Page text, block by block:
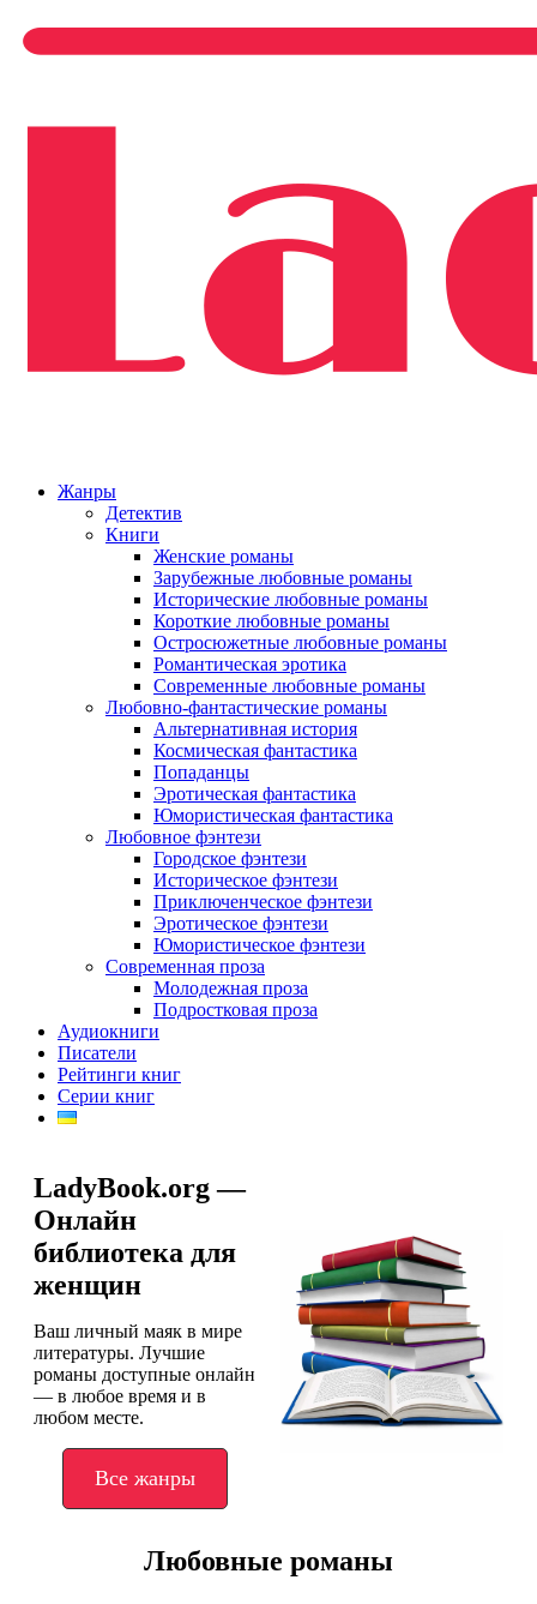
Жанры
Детектив
Книги
Женские романы
Зарубежные любовные романы
Исторические любовные романы
Короткие любовные романы
Остросюжетные любовные романы
Романтическая эротика
Современные любовные романы
Любовно-фантастические романы
Альтернативная история
Космическая фантастика
Попаданцы
Эротическая фантастика
Юмористическая фантастика
Любовное фэнтези
Городское фэнтези
Историческое фэнтези
Приключенческое фэнтези
Эротическое фэнтези
Юмористическое фэнтези
Современная проза
Молодежная проза
Подростковая проза
Аудиокниги
Писатели
Рейтинги книг
Серии книг
LadyBook.org —
Онлайн
библиотека для
женщин
Ваш личный маяк в мире
литературы. Лучшие
романы доступные онлайн
— в любое время и в
любом месте.
Все жанры
Любовные романы